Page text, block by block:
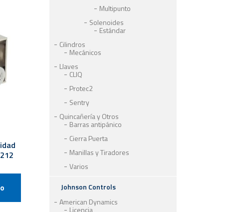
Multipunto
Solenoides
Estándar
Cilindros
Mecánicos
Llaves
CLIQ
Protec2
Sentry
Quincañería y Otros
Barras antipánico
Cierra Puerta
Manillas y Tiradores
Varios
Johnson Controls
American Dynamics
Licencia